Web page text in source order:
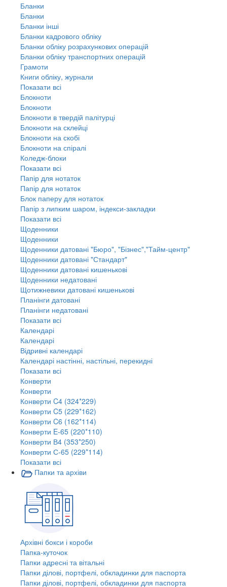
Бланки
Бланки
Бланки інші
Бланки кадрового обліку
Бланки обліку розрахункових операцій
Бланки обліку транспортних операцій
Грамоти
Книги обліку, журнали
Показати всі
Блокноти
Блокноти
Блокноти в твердій палітурці
Блокноти на склейці
Блокноти на скобі
Блокноти на спіралі
Коледж-блоки
Показати всі
Папір для нотаток
Папір для нотаток
Блок паперу для нотаток
Папір з липким шаром, індекси-закладки
Показати всі
Щоденники
Щоденники
Щоденники датовані "Бюро", "Бізнес","Тайм-центр"
Щоденники датовані "Стандарт"
Щоденники датовані кишенькові
Щоденники недатовані
Щотижневики датовані кишенькові
Планінги датовані
Планінги недатовані
Показати всі
Календарі
Календарі
Відривні календарі
Календарі настінні, настільні, перекидні
Показати всі
Конверти
Конверти
Конверти C4 (324*229)
Конверти C5 (229*162)
Конверти C6 (162*114)
Конверти E-65 (220*110)
Конверти В4 (353*250)
Конверти С-65 (229*114)
Показати всі
Папки та архіви
Архівні бокси і короби
Папка-куточок
Папки адресні та вітальні
Папки ділові, портфелі, обкладинки для паспорта
Папки ділові, портфелі, обкладинки для паспорта